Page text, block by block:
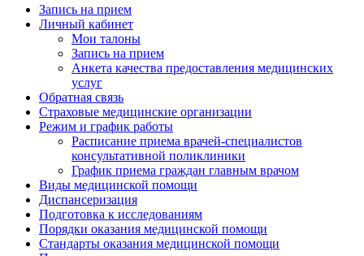
Запись на прием
Личный кабинет
Мои талоны
Запись на прием
Анкета качества предоставления медицинских
услуг
Обратная связь
Страховые медицинские организации
Режим и график работы
Расписание приема врачей-специалистов
консультативной поликлиники
График приема граждан главным врачом
Виды медицинской помощи
Диспансеризация
Подготовка к исследованиям
Порядки оказания медицинской помощи
Стандарты оказания медицинской помощи